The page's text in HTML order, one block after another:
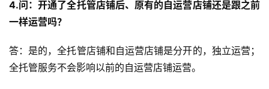
4.问：开通了全托管店铺后、原有的自运营店铺还是跟之前
一样运营吗？
答：是的，全托管店铺和自运营店铺是分开的，独立运营；
全托管服务不会影响以前的自运营店铺运营。